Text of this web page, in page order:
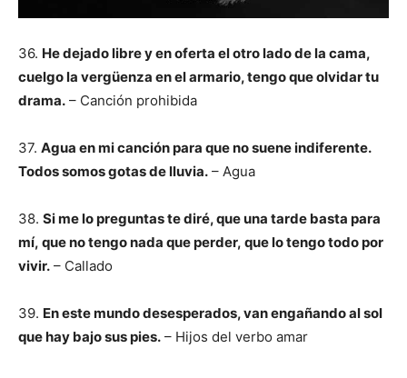
36. He dejado libre y en oferta el otro lado de la cama,
cuelgo la vergüenza en el armario, tengo que olvidar tu
drama. – Canción prohibida
37. Agua en mi canción para que no suene indiferente.
Todos somos gotas de lluvia. – Agua
38. Si me lo preguntas te diré, que una tarde basta para
mí, que no tengo nada que perder, que lo tengo todo por
vivir. – Callado
39. En este mundo desesperados, van engañando al sol
que hay bajo sus pies. – Hijos del verbo amar